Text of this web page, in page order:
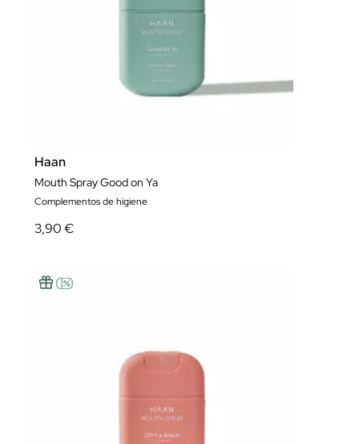
Haan
Mouth Spray Good on Ya
Complementos de higiene
3,90 €